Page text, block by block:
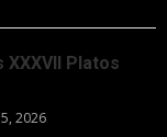
Platos
2026